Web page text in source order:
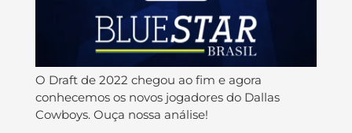
O Draft de 2022 chegou ao fim e agora
conhecemos os novos jogadores do Dallas
Cowboys. Ouça nossa análise!